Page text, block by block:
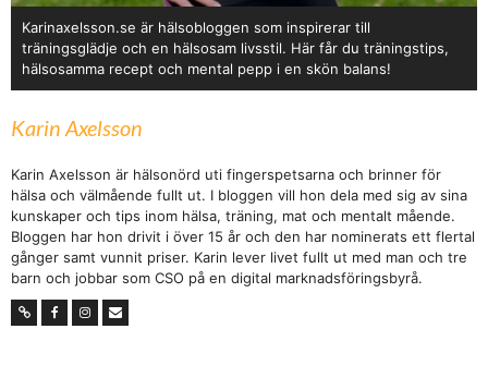
Karinaxelsson.se är hälsobloggen som inspirerar till
träningsglädje och en hälsosam livsstil. Här får du träningstips,
hälsosamma recept och mental pepp i en skön balans!
Karin Axelsson
Karin Axelsson är hälsonörd uti fingerspetsarna och brinner för
hälsa och välmående fullt ut. I bloggen vill hon dela med sig av sina
kunskaper och tips inom hälsa, träning, mat och mentalt mående.
Bloggen har hon drivit i över 15 år och den har nominerats ett flertal
gånger samt vunnit priser. Karin lever livet fullt ut med man och tre
barn och jobbar som CSO på en digital marknadsföringsbyrå.